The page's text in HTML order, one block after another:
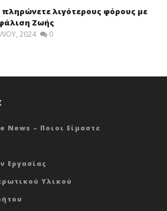
λιγότερους φόρους με
Ζωής
2024 0
News – Ποιοι Είμαστε
Εργασίας
Υλικού